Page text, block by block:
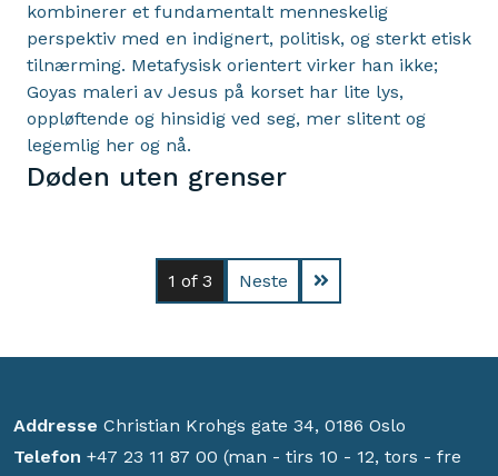
kombinerer et fundamentalt menneskelig
perspektiv med en indignert, politisk, og sterkt etisk
tilnærming. Metafysisk orientert virker han ikke;
Goyas maleri av Jesus på korset har lite lys,
oppløftende og hinsidig ved seg, mer slitent og
legemlig her og nå.
Døden uten grenser
1 of 3 Neste
Addresse Christian Krohgs gate 34, 0186 Oslo
Telefon +47 23 11 87 00 (man - tirs 10 - 12, tors - fre